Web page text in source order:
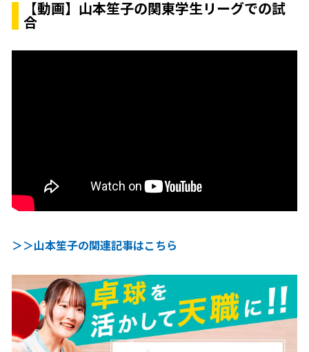
【動画】山本笙子の関東学生リーグでの試
合
＞＞山本笙子の関連記事はこちら